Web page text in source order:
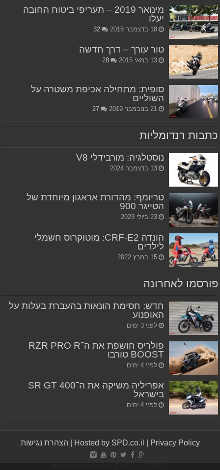
מינואר 2019 – תעריפי ביטוח החובה
יעלו
18 בדצמבר 2018 32
טור עורך – דרך חדשה
13 במאי 2015 28
סופית: מתחילה אכיפת משטרה על
השוליים
21 בנובמבר 2019 27
כתבות רנדומליות
נוסטלגיה: מורבידלי V8
13 בדצמבר 2024
טריומף: מהדורת אראגון מיוחדת של
הטייגר 900
23 ביולי 2023
הונדה CRF-E2: מוטוקרוס חשמלי
לילדים
15 במרץ 2022
פורסמו לאחרונה
חדש: חסימת הונאות בהעברת בעלות על
האופנוע
לפני 3 ימים
פולריס חושפת את ה־RZR PRO R
BOOST טורבו
לפני 4 ימים
אפריליה משיקה את ה־SR GT 400
בישראל
לפני 4 ימים
Hosted by SPD.co.il Privacy Policy הצהרת נגישות